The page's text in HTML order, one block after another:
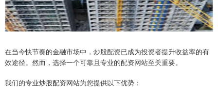
在当今快节奏的金融市场中，炒股配资已成为投资者提升收益率的有
效途径。然而，选择一个可靠且专业的配资网站至关重要。
我们的专业炒股配资网站为您提供以下优势：